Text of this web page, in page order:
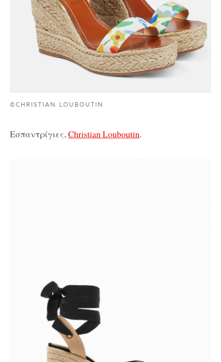
©CHRISTIAN LOUBOUTIN
Εσπαντρίγιες,Christian Louboutin.